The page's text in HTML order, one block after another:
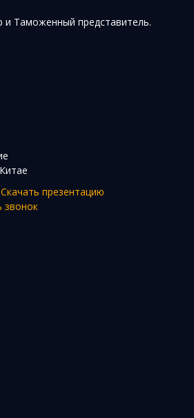
и Таможенный представитель.
Скачать презентацию
звонок
из Китая
из Китая
из Китая
из Китая